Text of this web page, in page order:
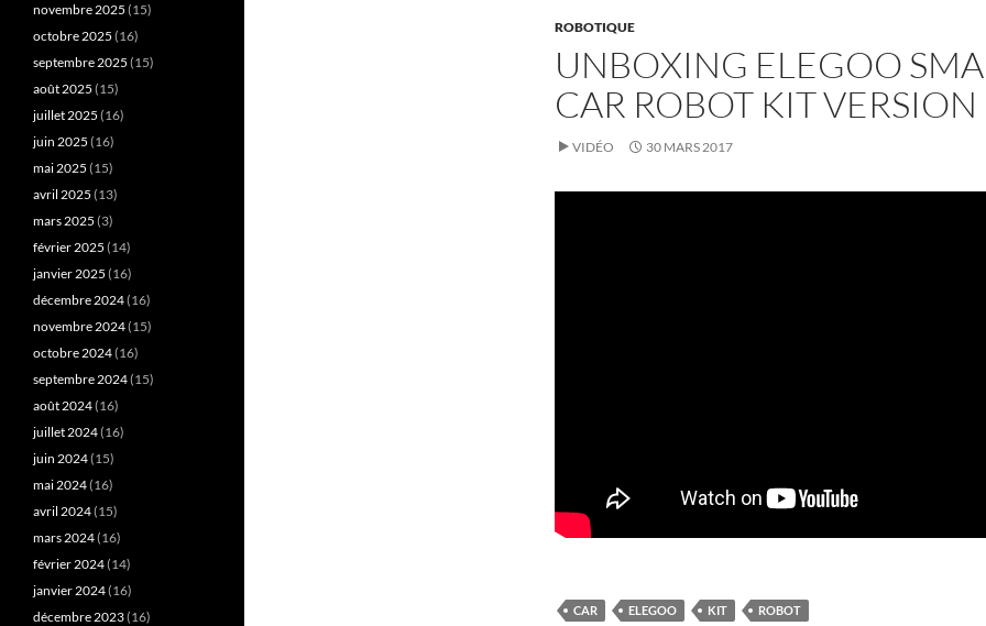
ROBOTIQUE
UNBOXING ELEGOO
CAR ROBOT KIT
VIDÉO 30 MARS 2017
CAR ELEGOO KIT ROBOT
novembre 2025 (15)
octobre 2025 (16)
septembre 2025 (15)
août 2025 (15)
juillet 2025 (16)
juin 2025 (16)
mai 2025 (15)
avril 2025 (13)
mars 2025 (3)
février 2025 (14)
janvier 2025 (16)
décembre 2024(16)
novembre 2024(15)
octobre 2024(16)
septembre 2024(15)
août 2024(16)
juillet 2024(16)
juin 2024(15)
mai 2024(16)
avril 2024(15)
mars 2024(16)
février 2024(14)
janvier 2024(16)
décembre 2023(16)